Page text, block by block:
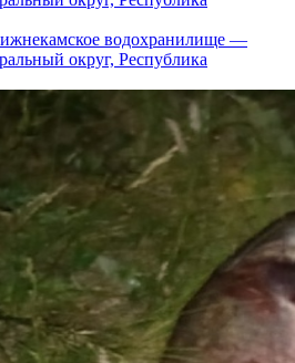
водохранилище —
округ, Республика